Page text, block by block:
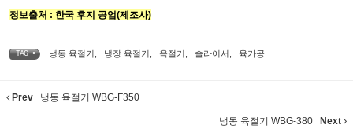
정보출처 : 한국 후지 공업(제조사)
TAG • 냉동 육절기 냉장 육절기 육절기 슬라이서 육가공
Prev 냉동 육절기 WBG-F350
냉동 육절기 WBG-380 Next